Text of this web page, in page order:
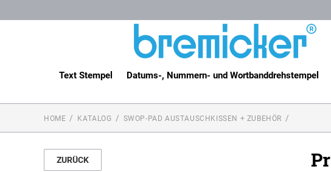
Text Stempel Datums-, Nummern- und Wortbanddrehstempel
HOME KATALOG SWOP-PAD AUSTAUSCHKISSEN + ZUBEHÖR
ZURÜCK